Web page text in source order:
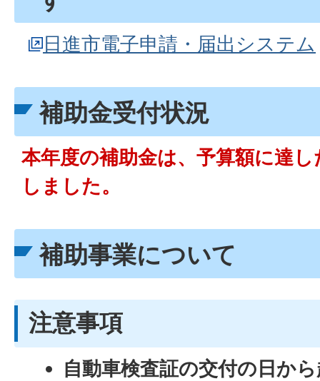
日進市電子申請・届出システム
補助金受付状況
本年度の補助金は、予算額に達
しました。
補助事業について
注意事項
自動車検査証の交付の日か